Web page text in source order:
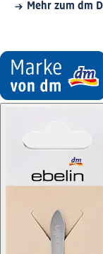
Mehr zum dm